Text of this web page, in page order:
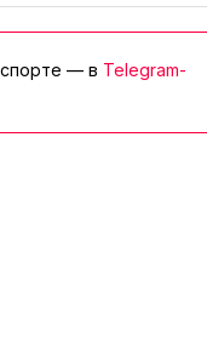
— в Telegram-